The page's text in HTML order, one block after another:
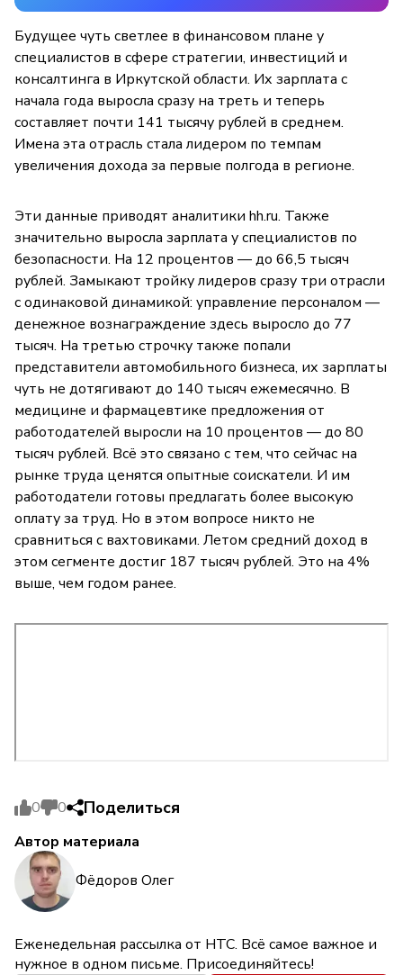
Будущее чуть светлее в финансовом плане у
специалистов в сфере стратегии, инвестиций и
консалтинга в Иркутской области. Их зарплата с
начала года выросла сразу на треть и теперь
составляет почти 141 тысячу рублей в среднем.
Имена эта отрасль стала лидером по темпам
увеличения дохода за первые полгода в регионе.
Эти данные приводят аналитики hh.ru. Также
значительно выросла зарплата у специалистов по
безопасности. На 12 процентов — до 66,5 тысяч
рублей. Замыкают тройку лидеров сразу три отрасли
с одинаковой динамикой: управление персоналом —
денежное вознаграждение здесь выросло до 77
тысяч. На третью строчку также попали
представители автомобильного бизнеса, их зарплаты
чуть не дотягивают до 140 тысяч ежемесячно. В
медицине и фармацевтике предложения от
работодателей выросли на 10 процентов — до 80
тысяч рублей. Всё это связано с тем, что сейчас на
рынке труда ценятся опытные соискатели. И им
работодатели готовы предлагать более высокую
оплату за труд. Но в этом вопросе никто не
сравниться с вахтовиками. Летом средний доход в
этом сегменте достиг 187 тысяч рублей. Это на 4%
выше, чем годом ранее.
0 0 Поделиться
Автор материала
Фёдоров Олег
Еженедельная рассылка от НТС. Всё самое важное и
нужное в одном письме. Присоединяйтесь!